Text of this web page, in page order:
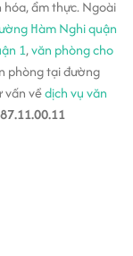
ẩm thực. Ngoài
Hàm Nghi quận
1,văn phòng cho
phòng tại đường
vấn vềdịch vụ văn